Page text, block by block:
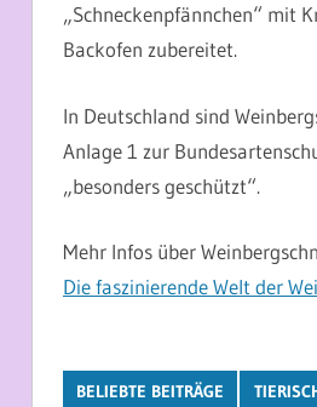
„Schneckenpfännchen“ mit
Backofen zubereitet.
In Deutschland sind
Anlage 1 zur
„besonders geschützt“.
Mehr Infos über
Die faszinierende Welt der
BELIEBTE BEITRÄGE